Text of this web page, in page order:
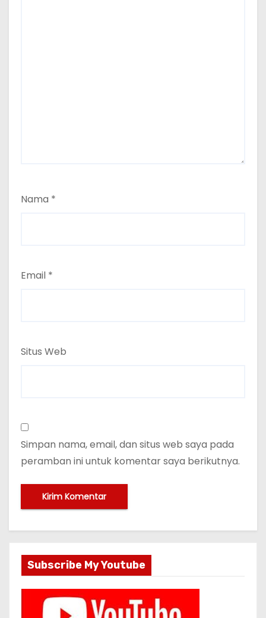
Nama *
Email *
Situs Web
Simpan nama, email, dan situs web saya pada
peramban ini untuk komentar saya berikutnya.
Subscribe My Youtube